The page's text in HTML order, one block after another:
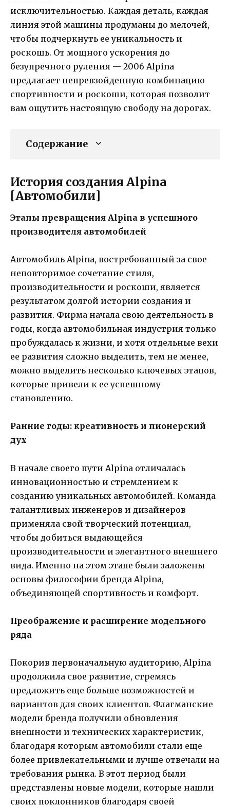
исключительностью. Каждая деталь, каждая
линия этой машины продуманы до мелочей,
чтобы подчеркнуть ее уникальность и
роскошь. От мощного ускорения до
безупречного руления — 2006 Alpina
предлагает непревзойденную комбинацию
спортивности и роскоши, которая позволит
вам ощутить настоящую свободу на дорогах.
Содержание
История создания Alpina
[Автомобили]
Этапы превращения Alpina в успешного
производителя автомобилей
Автомобиль Alpina, востребованный за свое
неповторимое сочетание стиля,
производительности и роскоши, является
результатом долгой истории создания и
развития. Фирма начала свою деятельность в
годы, когда автомобильная индустрия только
пробуждалась к жизни, и хотя отдельные вехи
ее развития сложно выделить, тем не менее,
можно выделить несколько ключевых этапов,
которые привели к ее успешному
становлению.
Ранние годы: креативность и пионерский
дух
В начале своего пути Alpina отличалась
инновационностью и стремлением к
созданию уникальных автомобилей. Команда
талантливых инженеров и дизайнеров
применяла свой творческий потенциал,
чтобы добиться выдающейся
производительности и элегантного внешнего
вида. Именно на этом этапе были заложены
основы философии бренда Alpina,
объединяющей спортивность и комфорт.
Преображение и расширение модельного
ряда
Покорив первоначальную аудиторию, Alpina
продолжила свое развитие, стремясь
предложить еще больше возможностей и
вариантов для своих клиентов. Флагманские
модели бренда получили обновления
внешности и технических характеристик,
благодаря которым автомобили стали еще
более привлекательными и лучше отвечали на
требования рынка. В этот период были
представлены новые модели, которые нашли
своих поклонников благодаря своей